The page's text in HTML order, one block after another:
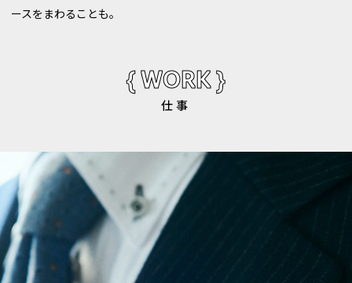
ースをまわることも。
{ WORK }
仕事